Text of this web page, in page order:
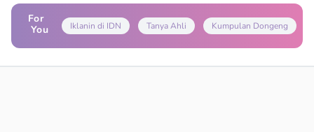
For
You
Iklanin di IDN Tanya Ahli Kumpulan Dongeng